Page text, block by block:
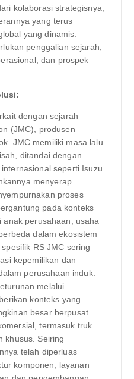
kolaborasi strategisnya,
yang terus
yang dinamis.
penggalian sejarah,
dan prospek
dengan sejarah
(JMC), produsen
JMC memiliki masa lalu
ditandai dengan
seperti Isuzu
menyerap
proses
pada konteks
anak perusahaan, usaha
dalam ekosistem
RS JMC sering
kepemilikan dan
perusahaan induk.
melalui
konteks yang
besar berpusat
termasuk truk
khusus. Seiring
telah diperluas
komponen, layanan